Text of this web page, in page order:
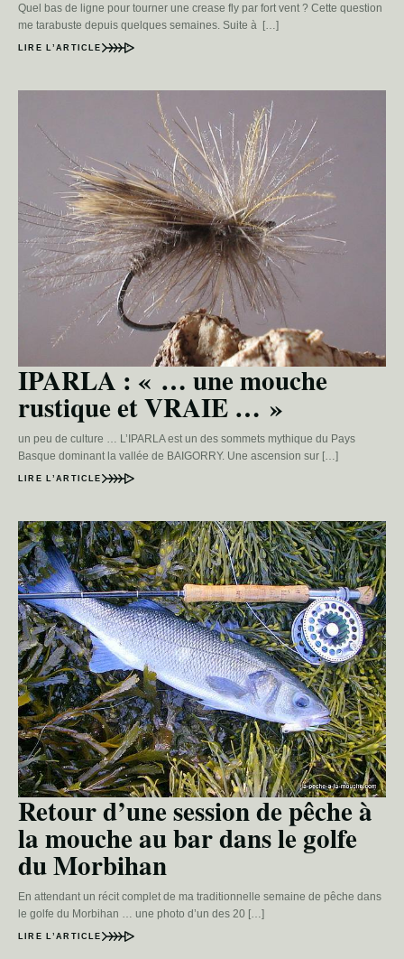
Quel bas de ligne pour tourner une crease fly par fort vent ? Cette question
me tarabuste depuis quelques semaines. Suite à […]
LIRE L’ARTICLE
IPARLA : « … une mouche
rustique et VRAIE … »
un peu de culture … L’IPARLA est un des sommets mythique du Pays
Basque dominant la vallée de BAIGORRY. Une ascension sur […]
LIRE L’ARTICLE
Retour d’une session de pêche à
la mouche au bar dans le golfe
du Morbihan
En attendant un récit complet de ma traditionnelle semaine de pêche dans
le golfe du Morbihan … une photo d’un des 20 […]
LIRE L’ARTICLE